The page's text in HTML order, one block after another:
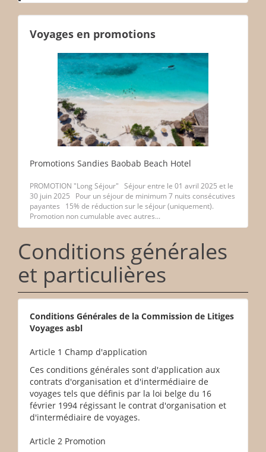
Voyages en promotions
Promotions Sandies Baobab Beach Hotel
PROMOTION "Long Séjour" Séjour entre le 01 avril 2025 et le
30 juin 2025 Pour un séjour de minimum 7 nuits consécutives
payantes 15% de réduction sur le séjour (uniquement).
Promotion non cumulable avec autres...
Conditions générales
et particulières
Conditions Générales de la Commission de Litiges
Voyages asbl
Article 1 Champ d'application
Ces conditions générales sont d'application aux
contrats d'organisation et d'intermédiaire de
voyages tels que définis par la loi belge du 16
février 1994 régissant le contrat d'organisation et
d'intermédiaire de voyages.
Article 2 Promotion